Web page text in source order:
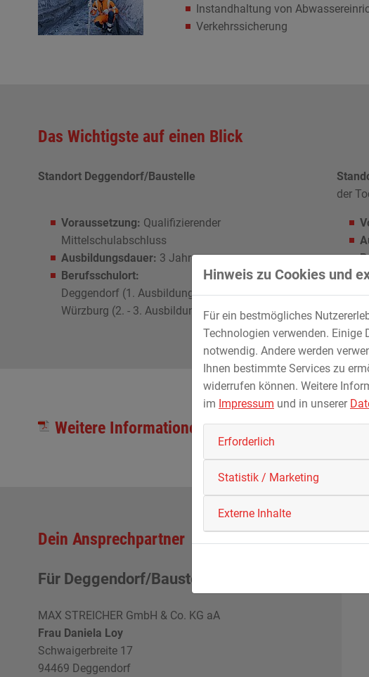
Instandhaltung von
Verkehrssicherung
Das Wichtigste auf einen Blick
Standort Deggendorf/Baustelle
Voraussetzung: Qualifizierender
Mittelschulabschluss
Ausbildungsdauer: 3 Jahre
Berufsschulort:
Deggendorf (1. Ausbildungsjahr)
Würzburg (2. - 3. Ausbildungsjahr)
der
Weitere Informationen als PDF herunterladen
Dein Ansprechpartner
Für Deggendorf/Baustelle
MAX STREICHER GmbH & Co. KG aA
Frau Daniela Loy
Schwaigerbreite 17
94469 Deggendorf
Hinweis zu Cookies und
Für ein bestmögliches
Technologien verwenden. Einige
notwendig. Andere werden
Ihnen bestimmte Services zu
widerrufen können. Weitere
im Impressum und in unserer
Erforderlich
Statistik / Marketing
Externe Inhalte